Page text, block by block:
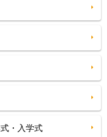
・入学式